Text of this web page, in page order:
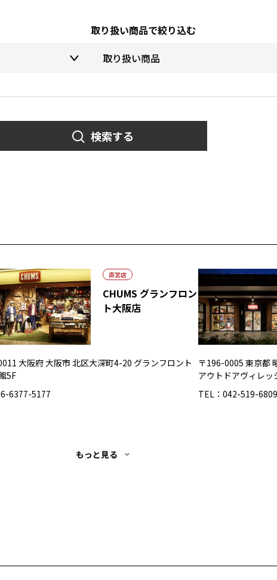
取り扱い商品で絞り込む
検索する
直営店
CHUMS グランフロン
ト大阪店
大阪府 大阪市 北区大深町4-20 グランフロント
5F
6377-5177
〒196-0005 東京都
アウトドアヴィレッ
TEL：042-519-6809
もっと見る